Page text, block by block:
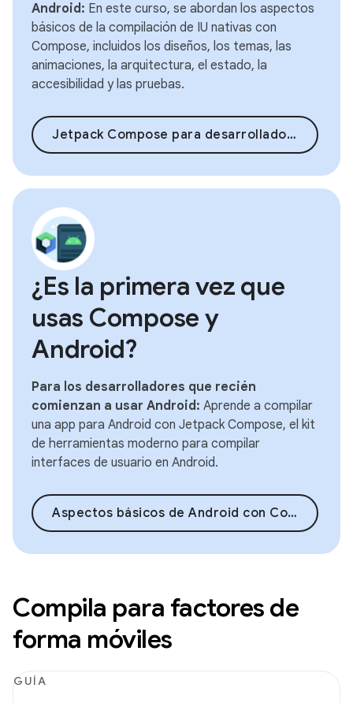
Android: En este curso, se abordan los aspectos
básicos de la compilación de IU nativas con
Compose, incluidos los diseños, los temas, las
animaciones, la arquitectura, el estado, la
accesibilidad y las pruebas.
Jetpack Compose para desarrolladores de Android
¿Es la primera vez que
usas Compose y
Android?
Para los desarrolladores que recién
comienzan a usar Android: Aprende a compilar
una app para Android con Jetpack Compose, el kit
de herramientas moderno para compilar
interfaces de usuario en Android.
Aspectos básicos de Android con Compose
Compila para factores de
forma móviles
GUÍA